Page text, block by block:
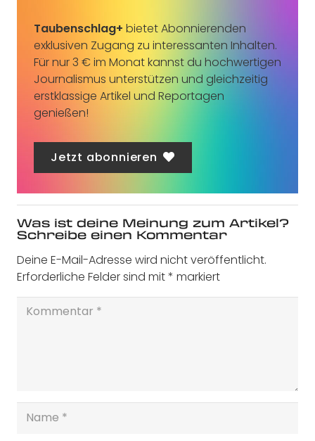
Taubenschlag+ bietet Abonnierenden
exklusiven Zugang zu interessanten Inhalten.
Für nur 3 € im Monat kannst du hochwertigen
Journalismus unterstützen und gleichzeitig
erstklassige Artikel und Reportagen
genießen!
Jetzt abonnieren
Was ist deine Meinung zum Artikel?
Schreibe einen Kommentar
Deine E-Mail-Adresse wird nicht veröffentlicht.
Erforderliche Felder sind mit* markiert